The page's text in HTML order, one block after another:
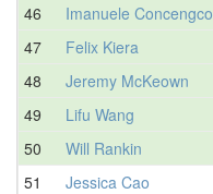
46
Imanuele Concengco
47
Felix Kiera
48
Jeremy McKeown
49
Lifu Wang
50
Will Rankin
51
Jessica Cao